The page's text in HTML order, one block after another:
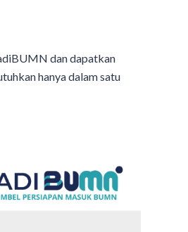
dan dapatkan
hanya dalam satu